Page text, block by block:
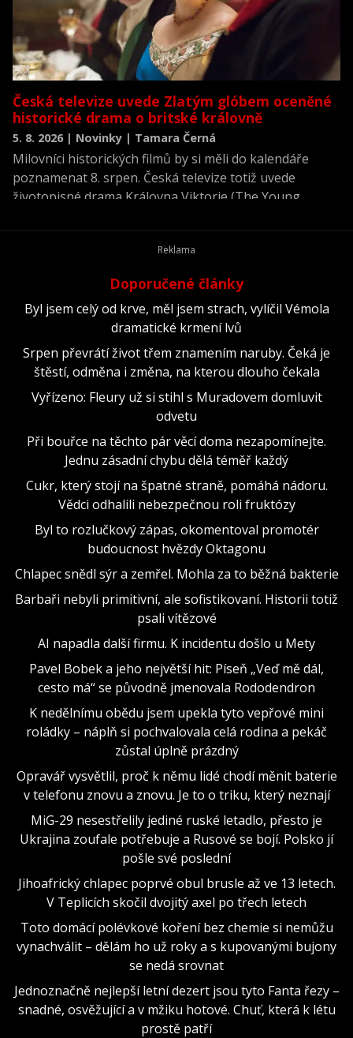
Česká televize uvede Zlatým glóbem oceněné
historické drama o britské královně
5. 8. 2026 | Novinky | Tamara Černá
Milovníci historických filmů by si měli do kalendáře
poznamenat 8. srpen. Česká televize totiž uvede
životopisné drama Královna Viktorie (The Young
Doporučené články
Byl jsem celý od krve, měl jsem strach, vylíčil Vémola
dramatické krmení lvů
Srpen převrátí život třem znamením naruby. Čeká je
štěstí, odměna i změna, na kterou dlouho čekala
Vyřízeno: Fleury už si stihl s Muradovem domluvit
odvetu
Při bouřce na těchto pár věcí doma nezapomínejte.
Jednu zásadní chybu dělá téměř každý
Cukr, který stojí na špatné straně, pomáhá nádoru.
Vědci odhalili nebezpečnou roli fruktózy
Byl to rozlučkový zápas, okomentoval promotér
budoucnost hvězdy Oktagonu
Chlapec snědl sýr a zemřel. Mohla za to běžná bakterie
Barbaři nebyli primitivní, ale sofistikovaní. Historii totiž
psali vítězové
AI napadla další firmu. K incidentu došlo u Mety
Pavel Bobek a jeho největší hit: Píseň „Veď mě dál,
cesto má“ se původně jmenovala Rododendron
K nedělnímu obědu jsem upekla tyto vepřové mini
roládky – náplň si pochvalovala celá rodina a pekáč
zůstal úplně prázdný
Opravář vysvětlil, proč k němu lidé chodí měnit baterie
v telefonu znovu a znovu. Je to o triku, který neznají
MiG-29 nesestřelily jediné ruské letadlo, přesto je
Ukrajina zoufale potřebuje a Rusové se bojí. Polsko jí
pošle své poslední
Jihoafrický chlapec poprvé obul brusle až ve 13 letech.
V Teplicích skočil dvojitý axel po třech letech
Toto domácí polévkové koření bez chemie si nemůžu
vynachválit – dělám ho už roky a s kupovanými bujony
se nedá srovnat
Jednoznačně nejlepší letní dezert jsou tyto Fanta řezy –
snadné, osvěžující a v mžiku hotové. Chuť, která k létu
prostě patří